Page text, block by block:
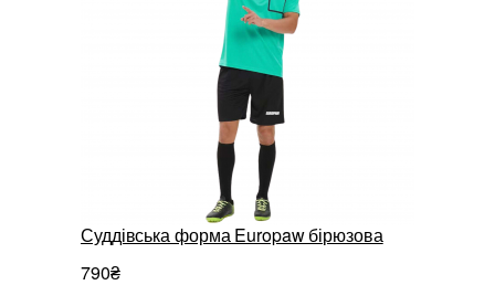
Суддівська форма Europaw бірюзова
790₴